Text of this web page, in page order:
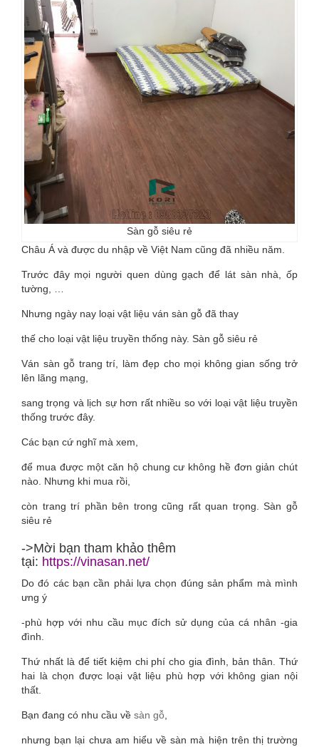
Sàn gỗ siêu rẻ
Châu Á và được du nhập về Việt Nam cũng đã nhiều năm.
Trước đây mọi người quen dùng gạch để lát sàn nhà, ốp
tường, …
Nhưng ngày nay loại vật liệu ván sàn gỗ đã thay
thế cho loại vật liệu truyền thống này. Sàn gỗ siêu rẻ
Ván sàn gỗ trang trí, làm đẹp cho mọi không gian sống trở
lên lãng mạng,
sang trọng và lịch sự hơn rất nhiều so với loại vật liệu truyền
thống trước đây.
Các bạn cứ nghĩ mà xem,
để mua được một căn hộ chung cư không hề đơn giản chút
nào. Nhưng khi mua rồi,
còn trang trí phần bên trong cũng rất quan trọng. Sàn gỗ
siêu rẻ
->Mời bạn tham khảo thêm
tại: https://vinasan.net/
Do đó các bạn cần phải lựa chọn đúng sản phẩm mà mình
ưng ý
-phù hợp với nhu cầu mục đích sử dụng của cá nhân -gia
đình.
Thứ nhất là để tiết kiệm chi phí cho gia đình, bản thân. Thứ
hai là chọn được loại vật liệu phù hợp với không gian nội
thất.
Bạn đang có nhu cầu về sàn gỗ
nhưng bạn lại chưa am hiểu về sàn mà hiện trên thị trường